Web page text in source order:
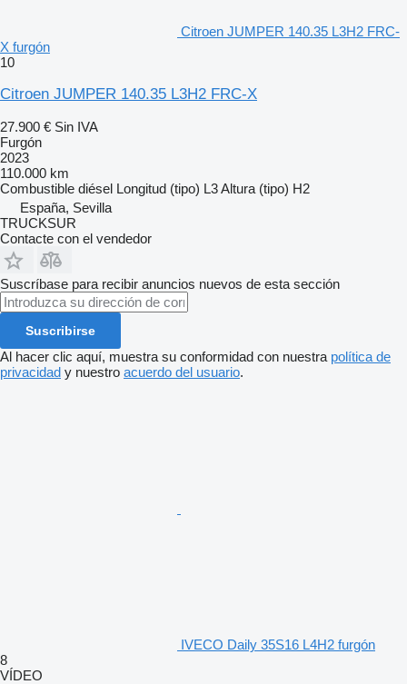
Citroen JUMPER 140.35 L3H2 FRC-
X furgón
10
Citroen JUMPER 140.35 L3H2 FRC-X
27.900 € Sin IVA
Furgón
2023
110.000 km
Combustible diésel Longitud (tipo) L3Altura (tipo) H2
España, Sevilla
TRUCKSUR
Contacte con el vendedor
Suscríbase para recibir anuncios nuevos de esta sección
Suscribirse
Al hacer clic aquí, muestra su conformidad con nuestra política de
privacidad y nuestro acuerdo del usuario.
IVECO Daily 35S16 L4H2 furgón
8
VÍDEO